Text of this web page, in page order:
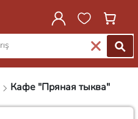
Кафе "Пряная тыква"